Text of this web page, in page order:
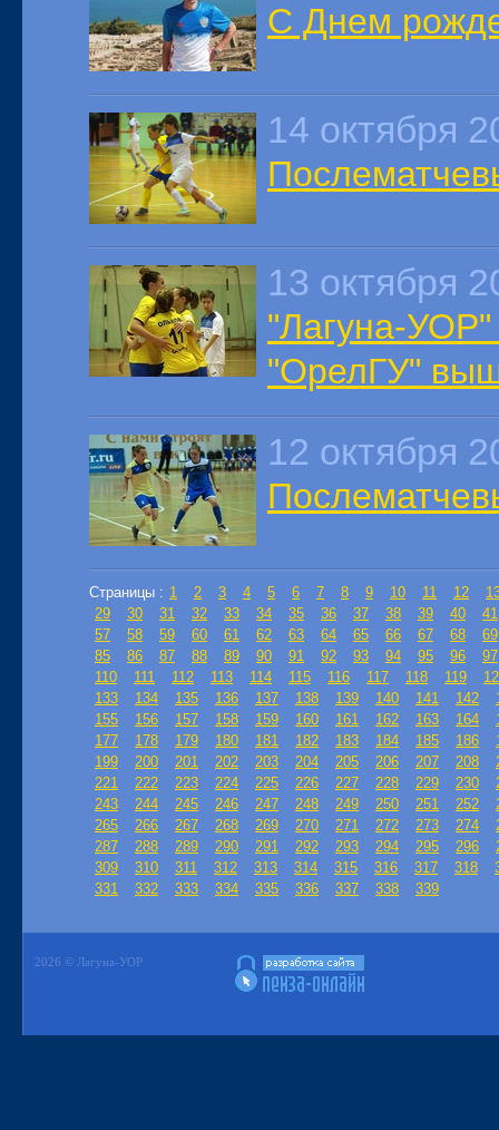
С Днем
14 октября
13 октября
"Лагуна-
"ОрелГУ"
12 октября
Страницы : 1 2 3 4 5 6 7 8 9 10 11 12
29
30 31 32 33 34 35 36 37 38 39 40
41
57
58 59 60 61 62 63 64 65 66 67 68
69
85
86 87 88 89 90 91 92 93 94 95 96
97
110
111 112 113 114 115 116 117 118 119
133
134 135 136 137 138 139 140 141 142
155
156 157 158 159 160 161 162 163 164
177
178 179 180 181 182 183 184 185 186
199
200 201 202 203 204 205 206 207 208
221
222 223 224 225 226 227 228 229 230
243
244 245 246 247 248 249 250 251 252
265
266 267 268 269 270 271 272 273 274
287
288 289 290 291 292 293 294 295 296
309
310 311 312 313 314 315 316 317 318
331
332 333 334 335 336 337 338 339
2026 © Лагуна-УОР